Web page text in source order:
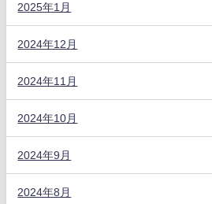
2025年1月
2024年12月
2024年11月
2024年10月
2024年9月
2024年8月